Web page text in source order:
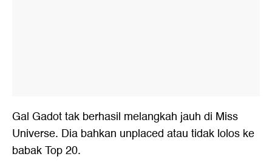
Gal Gadot tak berhasil melangkah jauh di Miss
Universe. Dia bahkan unplaced atau tidak lolos ke
babak Top 20.